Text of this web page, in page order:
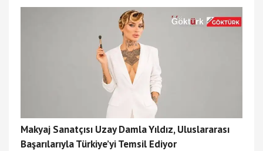
Makyaj Sanatçısı Uzay Damla Yıldız, Uluslararası
Başarılarıyla Türkiye’yi Temsil Ediyor